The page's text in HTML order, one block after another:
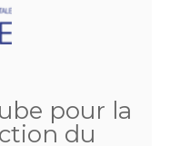
pour la
du